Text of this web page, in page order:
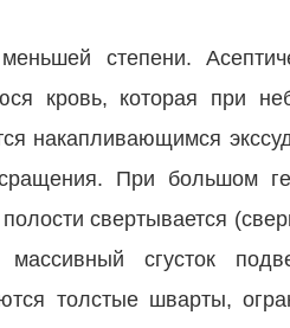
сте­пени.
кровь, которая при
накапливающимся
При боль­шом
свертывается
сгусток
толстые шварты,